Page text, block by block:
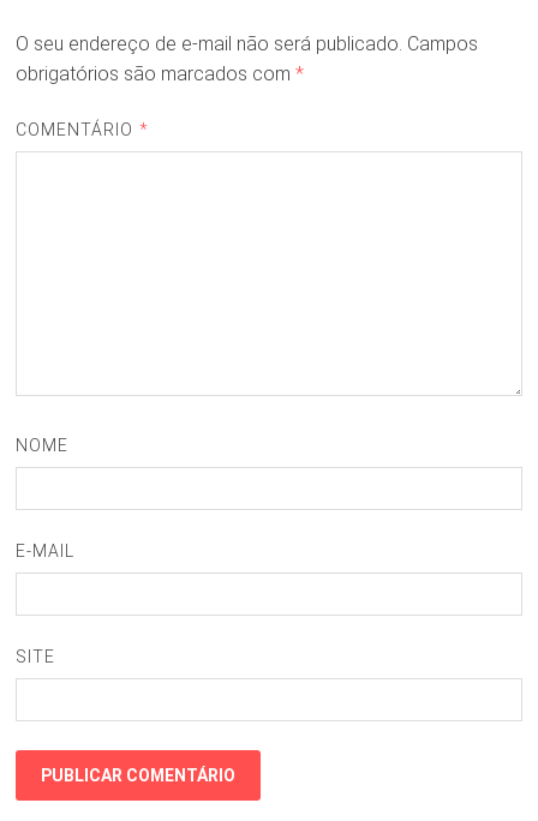
O seu endereço de e-mail não será publicado. Campos
obrigatórios são marcados com *
COMENTÁRIO *
NOME
E-MAIL
SITE